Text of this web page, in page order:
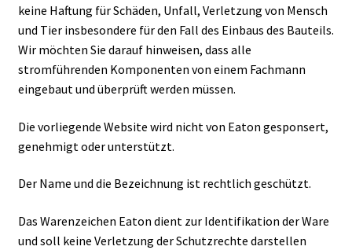
keine Haftung für Schäden, Unfall, Verletzung von Mensch
und Tier insbesondere für den Fall des Einbaus des Bauteils.
Wir möchten Sie darauf hinweisen, dass alle
stromführenden Komponenten von einem Fachmann
eingebaut und überprüft werden müssen.
Die vorliegende Website wird nicht von Eaton gesponsert,
genehmigt oder unterstützt.
Der Name und die Bezeichnung ist rechtlich geschützt.
Das Warenzeichen Eaton dient zur Identifikation der Ware
und soll keine Verletzung der Schutzrechte darstellen